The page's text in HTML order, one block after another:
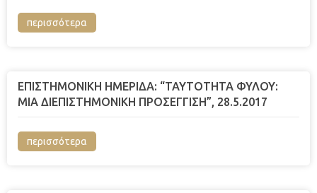
περισσότερα
ΕΠΙΣΤΗΜΟΝΙΚΗ HMEΡΙΔΑ: “ΤΑΥΤΟΤΗΤΑ ΦΥΛΟΥ:
ΜΙΑ ΔΙΕΠΙΣΤΗΜΟΝΙΚΗ ΠΡΟΣΕΓΓΙΣΗ”, 28.5.2017
περισσότερα